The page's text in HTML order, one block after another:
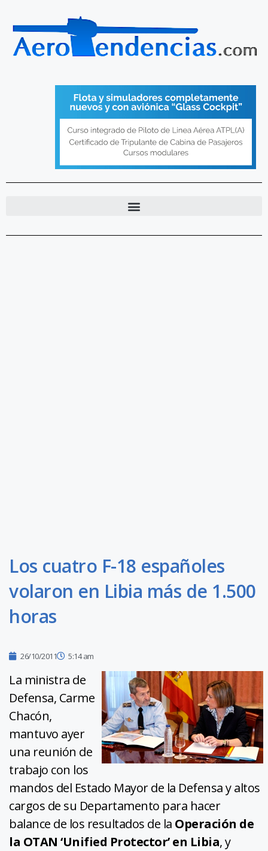
Los cuatro F-18 españoles
volaron en Libia más de 1.500
horas
26/10/2011 5:14 am
La ministra de
Defensa, Carme
Chacón,
mantuvo ayer
una reunión de
trabajo con los
mandos del Estado Mayor de la Defensa y altos
cargos de su Departamento para hacer
balance de los resultados de la Operación de
la OTAN ‘Unified Protector’ en Libia, y